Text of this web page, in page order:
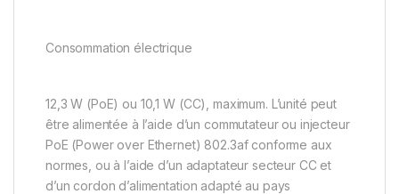
Consommation électrique
12,3 W (PoE) ou 10,1 W (CC), maximum. L’unité peut
être alimentée à l’aide d’un commutateur ou injecteur
PoE (Power over Ethernet) 802.3af conforme aux
normes, ou à l’aide d’un adaptateur secteur CC et
d’un cordon d’alimentation adapté au pays